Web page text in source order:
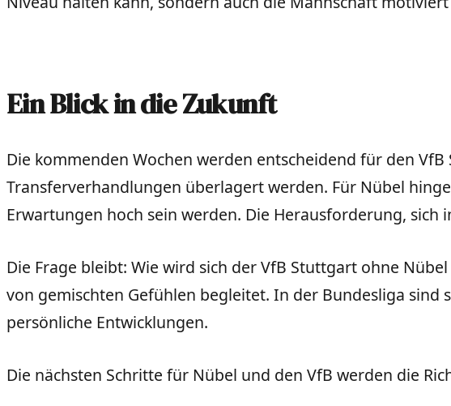
Ein Blick in die Zukunft
Die kommenden Wochen werden entscheidend für den
Transferverhandlungen überlagert werden. Für Nübel
Erwartungen hoch sein werden. Die Herausforderung, sich
Die Frage bleibt: Wie wird sich der VfB Stuttgart ohne
von gemischten Gefühlen begleitet. In der Bundesliga
persönliche Entwicklungen.
Die nächsten Schritte für Nübel und den VfB werden die